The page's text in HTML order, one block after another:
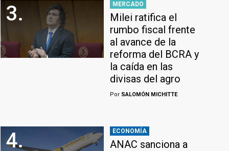
3. MERCADO
Milei ratifica el
rumbo fiscal frente
al avance de la
reforma del BCRA y
la caída en las
divisas del agro
Por SALOMÓN MICHITTE
4. ECONOMÍA
ANAC sanciona a